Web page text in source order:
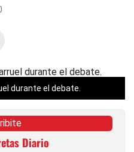
durante el debate.
Diario